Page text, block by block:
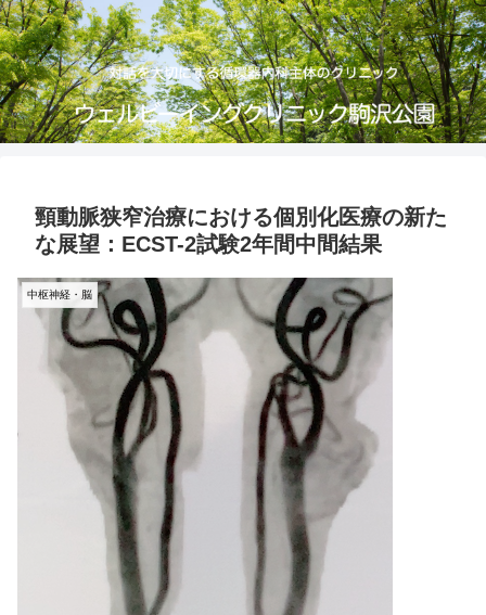
頸動脈狭窄治療における個別化医療の新た
な展望：ECST-2試験2年間中間結果
中枢神経・脳